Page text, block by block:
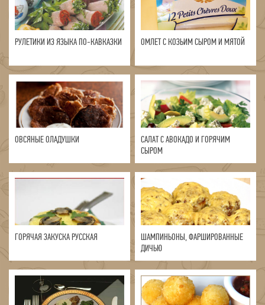
РУЛЕТИКИ ИЗ ЯЗЫКА ПО-КАВКАЗКИ ОМЛЕТ С КОЗЬИМ СЫРОМ И МЯТОЙ
ОВСЯНЫЕ ОЛАДУШКИ
САЛАТ С АВОКАДО И ГОРЯЧИМ
СЫРОМ
ГОРЯЧАЯ ЗАКУСКА РУССКАЯ
ШАМПИНЬОНЫ, ФАРШИРОВАННЫЕ
ДИЧЬЮ